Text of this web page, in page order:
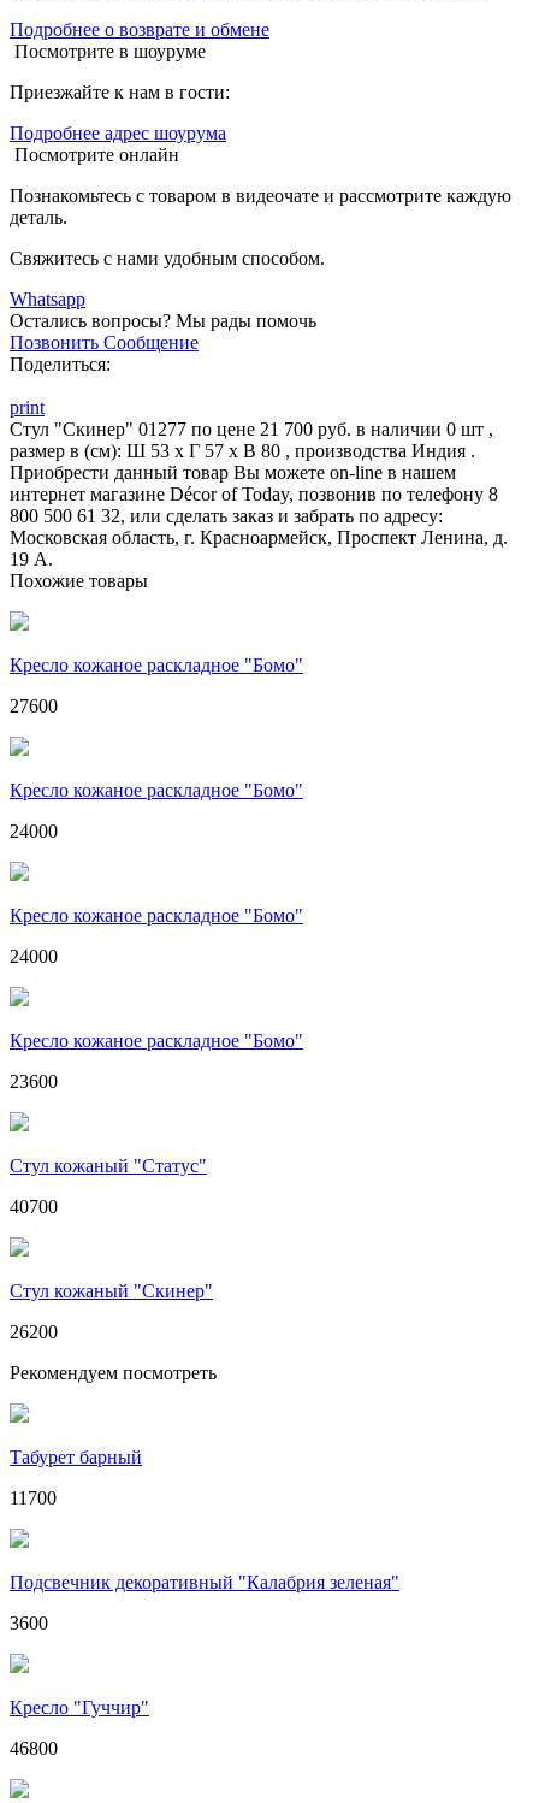
Подробнее о возврате и обмене
Посмотрите в шоуруме
Приезжайте к нам в гости:
Подробнее адрес шоурума
Посмотрите онлайн
Познакомьтесь с товаром в видеочате и рассмотрите каждую
деталь.
Свяжитесь с нами удобным способом.
Whatsapp
Остались вопросы? Мы рады помочь
Позвонить Сообщение
Поделиться:
print
Стул "Скинер" 01277 по цене 21 700 руб. в наличии 0 шт ,
размер в (см): Ш 53 x Г 57 x В 80 , производства Индия .
Приобрести данный товар Вы можете on-line в нашем
интернет магазине Décor of Today, позвонив по телефону 8
800 500 61 32, или сделать заказ и забрать по адресу:
Московская область, г. Красноармейск, Проспект Ленина, д.
19 А.
Похожие товары
Кресло кожаное раскладное "Бомо"
27600
Кресло кожаное раскладное "Бомо"
24000
Кресло кожаное раскладное "Бомо"
24000
Кресло кожаное раскладное "Бомо"
23600
Стул кожаный "Статус"
40700
Стул кожаный "Скинер"
26200
Рекомендуем посмотреть
Табурет барный
11700
Подсвечник декоративный "Калабрия зеленая"
3600
Кресло "Гуччир"
46800